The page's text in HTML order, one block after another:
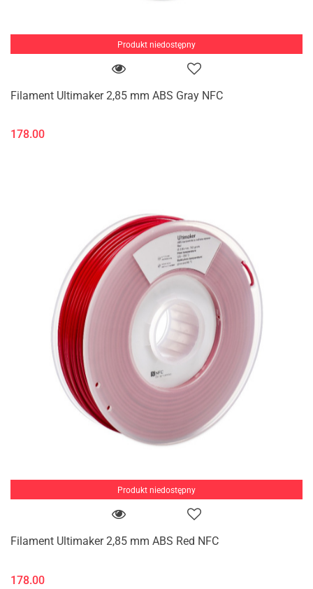
Produkt niedostępny
Filament Ultimaker 2,85 mm ABS Gray NFC
178.00
Produkt niedostępny
Filament Ultimaker 2,85 mm ABS Red NFC
178.00